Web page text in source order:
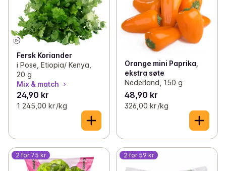
Fersk Koriander
i Pose, Etiopia/ Kenya,
20 g
Mix & match
24,90 kr
1 245,00 kr /kg
Orange mini Paprika,
ekstra søte
Nederland, 150 g
48,90 kr
326,00 kr /kg
2 for 75 kr 2 for 59 kr